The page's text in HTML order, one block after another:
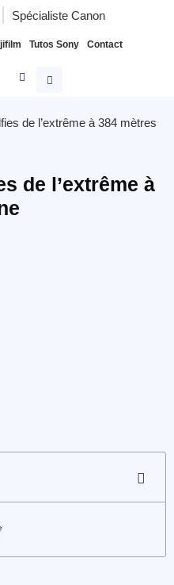
Spécialiste Canon
Tutos Sony Contact
de l’extrême à 384 mètres
de l’extrême à